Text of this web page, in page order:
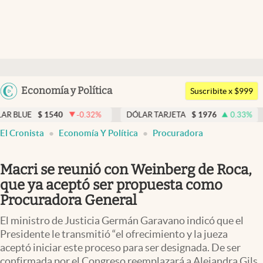
Argentina
Uruguay
Economía y Política
Members
Economía y Política
Finanzas y Mercados
Negocios
Columnistas
Otras secciones
Apertura
Suscribite x $999
-0.32% DÓLAR TARJETA $ 1976 0.33 % DÓLAR
El Cronista Economía Y Política Procuradora
Macri se reunió con Weinberg de Roca,
que ya aceptó ser propuesta como
Procuradora General
El ministro de Justicia Germán Garavano indicó que el
Presidente le transmitió “el ofrecimiento y la jueza
aceptó iniciar este proceso para ser designada. De ser